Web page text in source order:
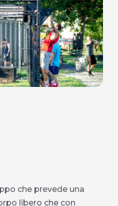
che prevede una
libero che con